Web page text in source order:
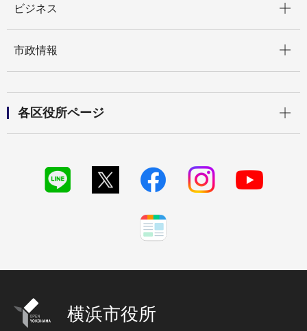
ビジネス
市政情報
各区役所ページ
横浜市役所